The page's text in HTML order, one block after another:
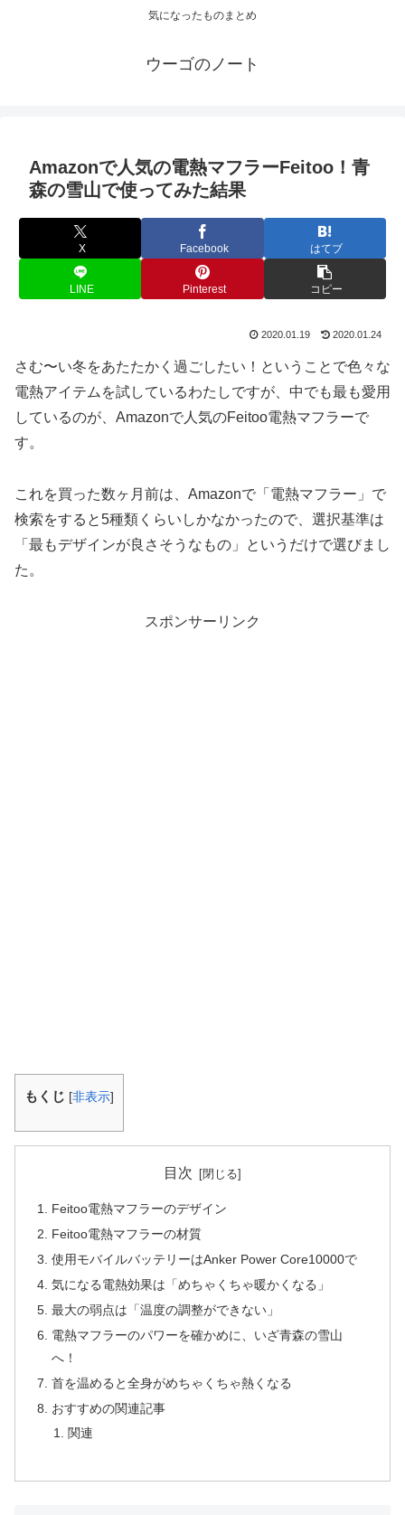
気になったものまとめ
ウーゴのノート
Amazonで人気の電熱マフラーFeitoo！青
森の雪山で使ってみた結果
X Facebook はてブ
LINE Pinterest コピー
2020.01.19 2020.01.24
さむ〜い冬をあたたかく過ごしたい！ということで色々な
電熱アイテムを試しているわたしですが、中でも最も愛用
しているのが、Amazonで人気のFeitoo電熱マフラーで
す。
これを買った数ヶ月前は、Amazonで「電熱マフラー」で
検索をすると5種類くらいしかなかったので、選択基準は
「最もデザインが良さそうなもの」というだけで選びまし
た。
スポンサーリンク
もくじ [非表示]
目次
Feitoo電熱マフラーのデザイン
Feitoo電熱マフラーの材質
使用モバイルバッテリーはAnker Power Core10000で
気になる電熱効果は「めちゃくちゃ暖かくなる」
最大の弱点は「温度の調整ができない」
電熱マフラーのパワーを確かめに、いざ青森の雪山
へ！
首を温めると全身がめちゃくちゃ熱くなる
おすすめの関連記事
関連